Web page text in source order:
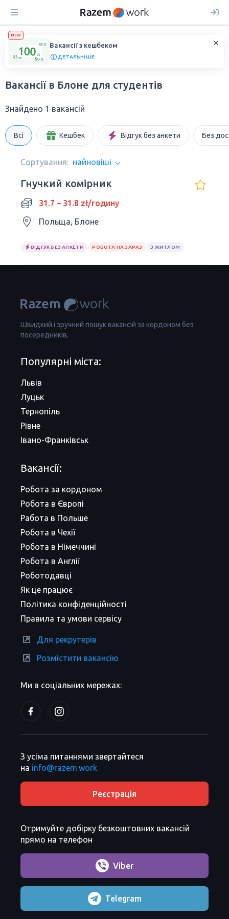
NEW
Вакансії з кешбеком
ДЕТАЛЬНІШЕ
Вакансії в Блоне для студентів
Знайдено 1 вакансій
Всі Кешбек Відгук без анкети Без
Сортування: найновіші
Гнучкий комірник
31.7 – 31.8 zł/годину
Польща, Блоне
ВІДГУК БЕЗ АНКЕТИ РОБОТА НА ЗАРАЗ З ЖИТЛОМ
Швидкий і зручний пошук вакансій за кордоном без
посередників.
Ми в соціальних мережах:
Популярні міста:
Львів
Луцьк
Тернопіль
Рівне
Івано-Франківськ
Вакансії:
Робота за кордоном
Робота в Європі
Работа в Польше
Робота в Чехії
Робота в Німеччині
Робота в Англії
Роботодавці
Як це працює
Політика конфіденційності
Правила та умови сервісу
Для рекрутерів
Розмістити вакансію
З усіма питаннями звертайтеся
на info@razem.work
Реєстрація
Отримуйте добірку безкоштовних вакансій
прямо на телефон
Viber
Telegram